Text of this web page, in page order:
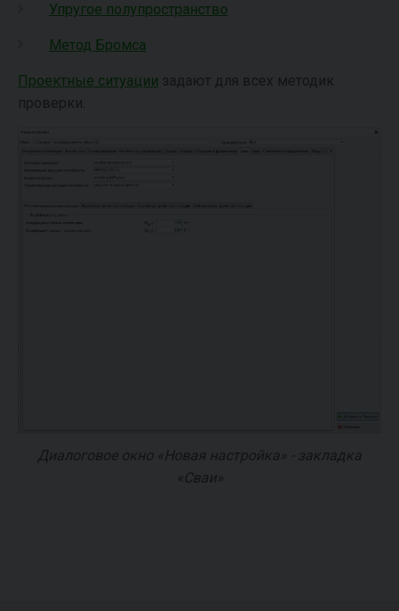
Упругое полупространство
Метод Бромса
Проектные ситуации задают для всех методик
проверки.
Диалоговое окно «Новая настройка» - закладка
«Сваи»